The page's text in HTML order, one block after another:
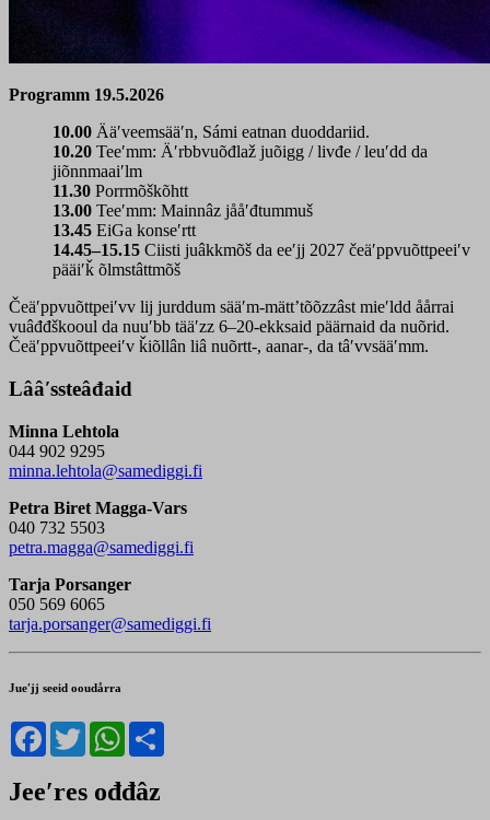
Programm 19.5.2026
10.00 Ääʹveemsääʹn, Sámi eatnan duoddariid.
10.20 Teeʹmm: Äʹrbbvuõđlaž juõigg / livđe / leuʹdd da
jiõnnmaaiʹlm
11.30 Porrmõškõhtt
13.00 Teeʹmm: Mainnâz jååʹđtummuš
13.45 EiGa konseʹrtt
14.45–15.15 Ciisti juâkkmõš da eeʹjj 2027 čeäʹppvuõttpeeiʹv
pääiʹǩ õlmstâttmõš
Čeäʹppvuõttpeiʹvv lij jurddum sääʹm-mättʼtõõzzâst mieʹldd åårrai
vuâđđškooul da nuuʹbb tääʹzz 6–20-ekksaid päärnaid da nuõrid.
Čeäʹppvuõttpeeiʹv ǩiõllân liâ nuõrtt-, aanar-, da tâʹvvsääʹmm.
Lââʹssteâđaid
Minna Lehtola
044 902 9295
minna.lehtola@samediggi.fi
Petra Biret Magga-Vars
040 732 5503
petra.magga@samediggi.fi
Tarja Porsanger
050 569 6065
tarja.porsanger@samediggi.fi
Jueʹjj seeid ooudårra
Facebook
TwitterWhatsApp
Jeeʹres ođđâz